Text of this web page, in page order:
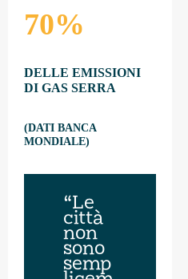
70%
DELLE EMISSIONI
DI GAS SERRA
(DATI BANCA
MONDIALE)
“Le
città
non
sono
semp